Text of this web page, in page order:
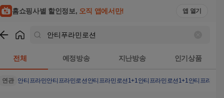
홈쇼핑사별 할인정보, 오직 앱에서만! 앱 열기
전체 예정방송 지난방송 인기상품
연관 안티프라민안티프라민로션 안티프라민로션1+1안티프라민로션1+1안티프라민